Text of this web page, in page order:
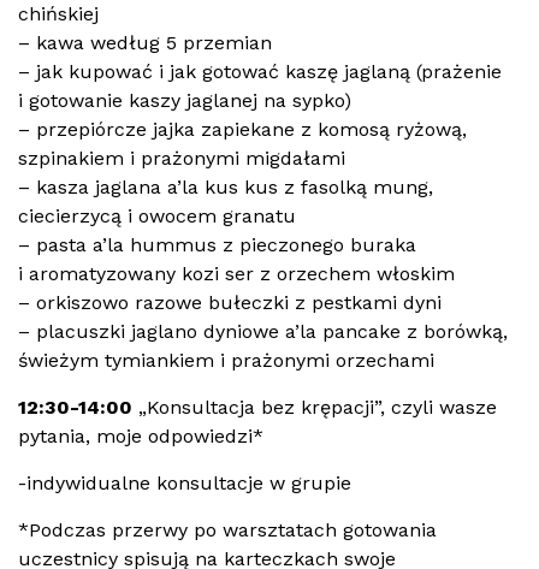
chińskiej
– kawa według 5 przemian
– jak kupować i jak gotować kaszę jaglaną (prażenie
i gotowanie kaszy jaglanej na sypko)
– przepiórcze jajka zapiekane z komosą ryżową,
szpinakiem i prażonymi migdałami
– kasza jaglana a’la kus kus z fasolką mung,
ciecierzycą i owocem granatu
– pasta a’la hummus z pieczonego buraka
i aromatyzowany kozi ser z orzechem włoskim
– orkiszowo razowe bułeczki z pestkami dyni
– placuszki jaglano dyniowe a’la pancake z borówką,
świeżym tymiankiem i prażonymi orzechami
12:30-14:00 „Konsultacja bez krępacji”, czyli wasze
pytania, moje odpowiedzi*
-indywidualne konsultacje w grupie
*Podczas przerwy po warsztatach gotowania
uczestnicy spisują na karteczkach swoje